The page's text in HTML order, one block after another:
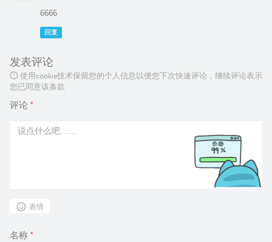
6666
回复
发表评论
使用cookie技术保留您的个人信息以便您下次快速评论，继续评论表示
您已同意该条款
评论 *
表情
名称 *